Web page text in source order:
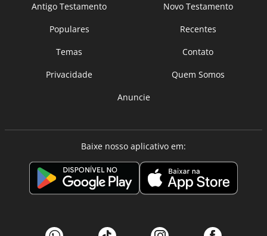
Antigo Testamento
Novo Testamento
Populares
Recentes
Temas
Contato
Privacidade
Quem Somos
Anuncie
Baixe nosso aplicativo em: